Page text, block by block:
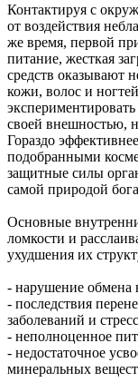
Контактируя с
от воздействия
же время, первой
питание, жесткая
средств оказывают
кожи, волос и
своей внешностью,
Гораздо
подобранными
защитные силы
самой природой
Основные
ломкости и
ухудшения их
- нарушение обмена
- последствия
заболеваний и
- неполноценное
- недостаточное
минеральных